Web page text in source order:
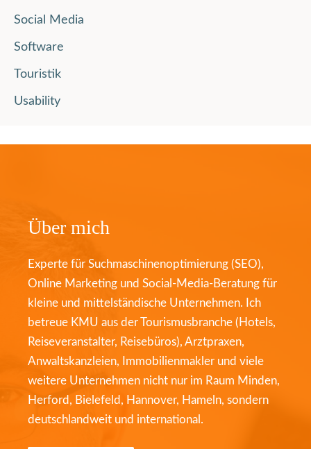
Social Media
Software
Touristik
Usability
Über mich
Experte für Suchmaschinenoptimierung (SEO),
Online Marketing und Social-Media-Beratung für
kleine und mittelständische Unternehmen. Ich
betreue KMU aus der Tourismusbranche (Hotels,
Reiseveranstalter, Reisebüros), Arztpraxen,
Anwaltskanzleien, Immobilienmakler und viele
weitere Unternehmen nicht nur im Raum Minden,
Herford, Bielefeld, Hannover, Hameln, sondern
deutschlandweit und international.